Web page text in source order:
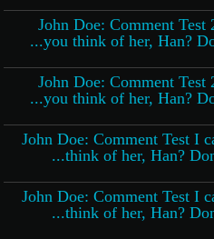
John Doe: Comment Test
you think of her, Han?
John Doe: Comment Test
you think of her, Han?
John Doe: Comment Test I
think of her, Han?
John Doe: Comment Test I
think of her, Han?